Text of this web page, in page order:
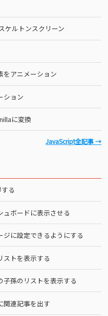
ケルトンスクリーン
をアニメーション
ション
に変換
JavaScript全記事 →
る
ュボードに表示させる
に設定できるようにする
ストを表示する
孫のリストを表示する
関連記事を出す